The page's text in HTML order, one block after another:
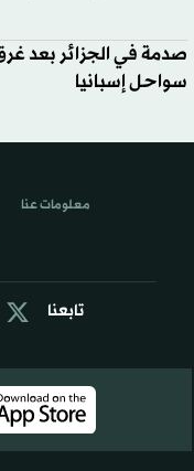
سواحل إسبانيا
تابعنا
معلومات عنا